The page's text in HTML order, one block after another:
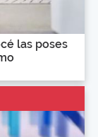
las poses